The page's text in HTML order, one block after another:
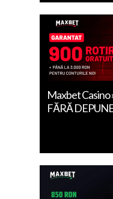
Maxbet Casino
FĂRĂ